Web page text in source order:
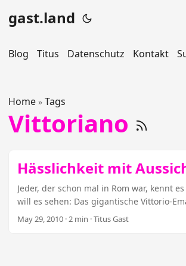
gast.land
Blog Titus Datenschutz Kontakt
Home » Tags
Vittoriano
Hässlichkeit mit
Jeder, der schon mal in Rom war, kennt
will es sehen: Das gigantische Vittorio-
Denkmal ist zweifellos eines der
unbeliebtesten Gebäude in der Ewigen
May 29, 2010 · 2 min · Titus Gast